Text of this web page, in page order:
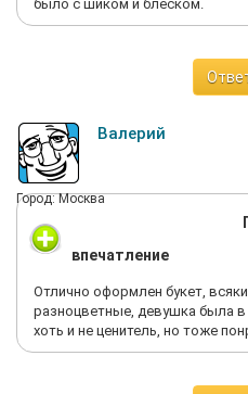
было с шиком и блеском.
Валерий
Город: Москва
впечатление
Отлично оформлен букет,
разноцветные, девушка была в
хоть и не ценитель, но тоже